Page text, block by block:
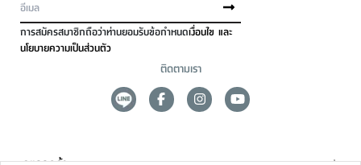
การสมัครสมาชิกถือว่าท่านยอมรับข้อกำหนดเงื่อนไข และ
นโยบายความเป็นส่วนตัว
ติดตามเรา